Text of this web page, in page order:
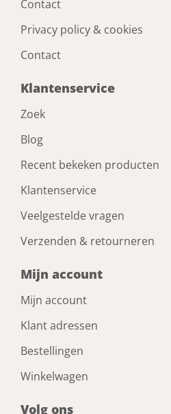
Contact
Privacy policy & cookies
Contact
Klantenservice
Zoek
Blog
Recent bekeken producten
Klantenservice
Veelgestelde vragen
Verzenden & retourneren
Mijn account
Mijn account
Klant adressen
Bestellingen
Winkelwagen
Volg ons